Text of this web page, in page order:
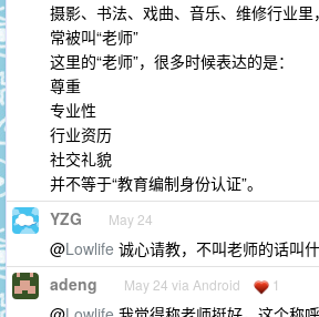
摄影、书法、戏曲、音乐、维修行业
常被叫“老师”
这里的“老师”，很多时候表达的是：
尊重
专业性
行业资历
社交礼貌
并不等于“教育编制身份认证”。
YZG May 24
@Lowlife 诚心请教，不叫老师的话叫
adeng May 24 via Android 1